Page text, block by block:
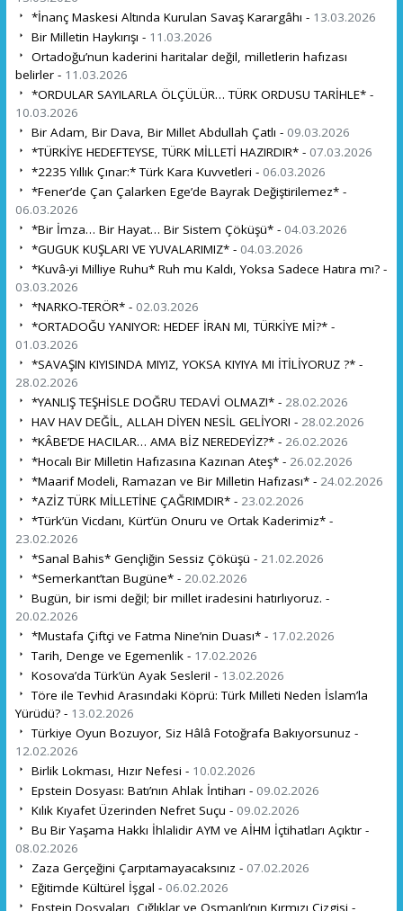
*İnanç Maskesi Altında Kurulan Savaş Karargâhı - 13.03.2026
Bir Milletin Haykırışı - 11.03.2026
Ortadoğu’nun kaderini haritalar değil, milletlerin hafızası
belirler - 11.03.2026
*ORDULAR SAYILARLA ÖLÇÜLÜR… TÜRK ORDUSU TARİHLE* -
10.03.2026
Bir Adam, Bir Dava, Bir Millet Abdullah Çatlı - 09.03.2026
*TÜRKİYE HEDEFTEYSE, TÜRK MİLLETİ HAZIRDIR* - 07.03.2026
*2235 Yıllık Çınar:* Türk Kara Kuvvetleri - 06.03.2026
*Fener’de Çan Çalarken Ege’de Bayrak Değiştirilemez* -
06.03.2026
*Bir İmza… Bir Hayat… Bir Sistem Çöküşü* - 04.03.2026
*GUGUK KUŞLARI VE YUVALARIMIZ* - 04.03.2026
*Kuvâ-yi Milliye Ruhu* Ruh mu Kaldı, Yoksa Sadece Hatıra mı? -
03.03.2026
*NARKO-TERÖR* - 02.03.2026
*ORTADOĞU YANIYOR: HEDEF İRAN MI, TÜRKİYE Mİ?* -
01.03.2026
*SAVAŞIN KIYISINDA MIYIZ, YOKSA KIYIYA MI İTİLİYORUZ ?* -
28.02.2026
*YANLIŞ TEŞHİSLE DOĞRU TEDAVİ OLMAZ!* - 28.02.2026
HAV HAV DEĞİL, ALLAH DİYEN NESİL GELİYOR! - 28.02.2026
*KÂBE’DE HACILAR… AMA BİZ NEREDEYİZ?* - 26.02.2026
*Hocalı Bir Milletin Hafızasına Kazınan Ateş* - 26.02.2026
*Maarif Modeli, Ramazan ve Bir Milletin Hafızası* - 24.02.2026
*AZİZ TÜRK MİLLETİNE ÇAĞRIMDIR* - 23.02.2026
*Türk’ün Vicdanı, Kürt’ün Onuru ve Ortak Kaderimiz* -
23.02.2026
*Sanal Bahis* Gençliğin Sessiz Çöküşü - 21.02.2026
*Semerkant’tan Bugüne* - 20.02.2026
Bugün, bir ismi değil; bir millet iradesini hatırlıyoruz. -
20.02.2026
*Mustafa Çiftçi ve Fatma Nine’nin Duası* - 17.02.2026
Tarih, Denge ve Egemenlik - 17.02.2026
Kosova’da Türk’ün Ayak Sesleri! - 13.02.2026
Töre ile Tevhid Arasındaki Köprü: Türk Milleti Neden İslam’la
Yürüdü? - 13.02.2026
Türkiye Oyun Bozuyor, Siz Hâlâ Fotoğrafa Bakıyorsunuz -
12.02.2026
Birlik Lokması, Hızır Nefesi - 10.02.2026
Epstein Dosyası: Batı’nın Ahlak İntiharı - 09.02.2026
Kılık Kıyafet Üzerinden Nefret Suçu - 09.02.2026
Bu Bir Yaşama Hakkı İhlalidir AYM ve AİHM İçtihatları Açıktır -
08.02.2026
Zaza Gerçeğini Çarpıtamayacaksınız - 07.02.2026
Eğitimde Kültürel İşgal - 06.02.2026
Epstein Dosyaları, Çığlıklar ve Osmanlı’nın Kırmızı Çizgisi -